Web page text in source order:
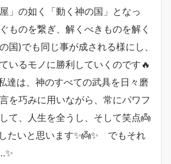
」の如く「動く神の国」となっ
ものを繋ぎ、解くべきものを解く
国)でも同じ事が成される様にし、
いるモノに勝利していくのです🔥
達は、神のすべての武具を日々磨
を巧みに用いながら、常にパワフ
て、人生を全うし、そして笑点👼
たいと思います✨👼✨ でもそれ